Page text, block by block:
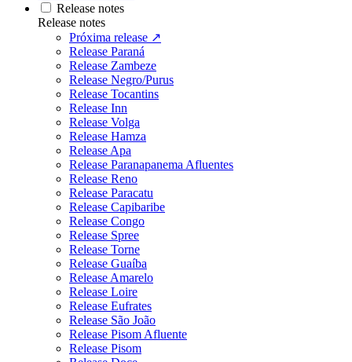
Release notes
Release notes
Próxima release ↗
Release Paraná
Release Zambeze
Release Negro/Purus
Release Tocantins
Release Inn
Release Volga
Release Hamza
Release Apa
Release Paranapanema Afluentes
Release Reno
Release Paracatu
Release Capibaribe
Release Congo
Release Spree
Release Torne
Release Guaíba
Release Amarelo
Release Loire
Release Eufrates
Release São João
Release Pisom Afluente
Release Pisom